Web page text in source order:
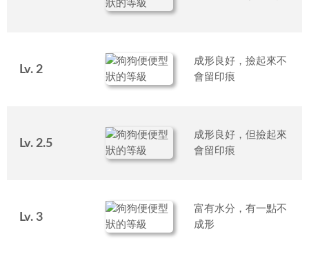
Lv. 2
成形良好，撿起來不
會留印痕
Lv. 2.5
成形良好，但撿起來
會留印痕
Lv. 3
富有水分，有一點不
成形